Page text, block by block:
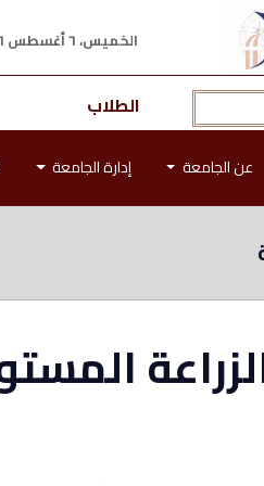
الخميس، ٦ أغسطس ٢٠٢٦ م
الطلاب
عن الجامعة إدارة الجامعة